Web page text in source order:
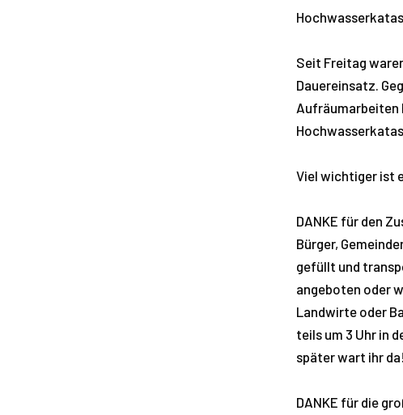
Seit Freitag
Dauereinsatz.
Aufräumarbeiten
Viel wichtiger ist
DANKE für den
Bürger,
gefüllt und
angeboten oder
Landwirte oder
teils um 3 Uhr in
später wart ihr da!
DANKE für die